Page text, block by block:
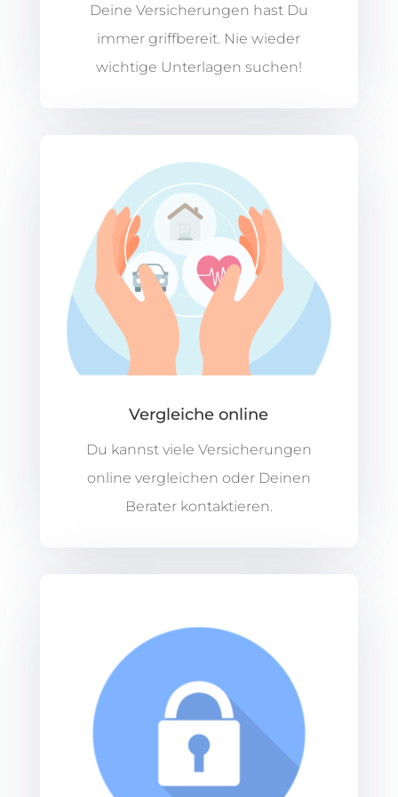
Deine Versicherungen hast Du
immer griffbereit. Nie wieder
wichtige Unterlagen suchen!
Vergleiche online
Du kannst viele Versicherungen
online vergleichen oder Deinen
Berater kontaktieren.